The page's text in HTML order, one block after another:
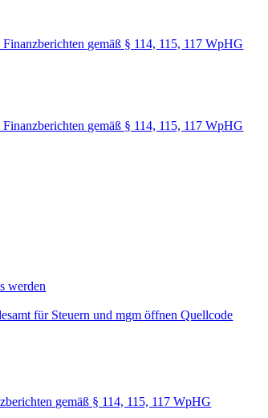
gemäß § 114, 115, 117 WpHG
gemäß § 114, 115, 117 WpHG
werden
für Steuern und mgm öffnen Quellcode
gemäß § 114, 115, 117 WpHG